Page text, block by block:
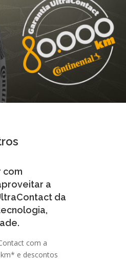
com
a
da
com a
e descontos